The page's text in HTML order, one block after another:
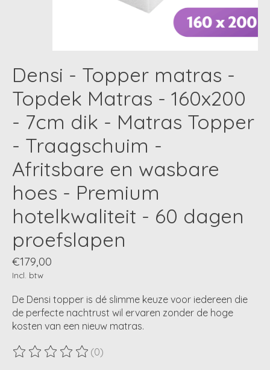
Densi - Topper matras -
Topdek Matras - 160x200
- 7cm dik - Matras Topper
- Traagschuim -
Afritsbare en wasbare
hoes - Premium
hotelkwaliteit - 60 dagen
proefslapen
€179,00
Incl. btw
De Densi topper is dé slimme keuze voor iedereen die
de perfecte nachtrust wil ervaren zonder de hoge
kosten van een nieuw matras.
De beoordeling van dit product is
(0)